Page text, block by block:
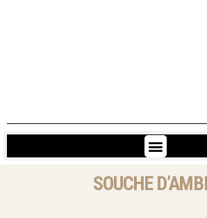
SOUCHE